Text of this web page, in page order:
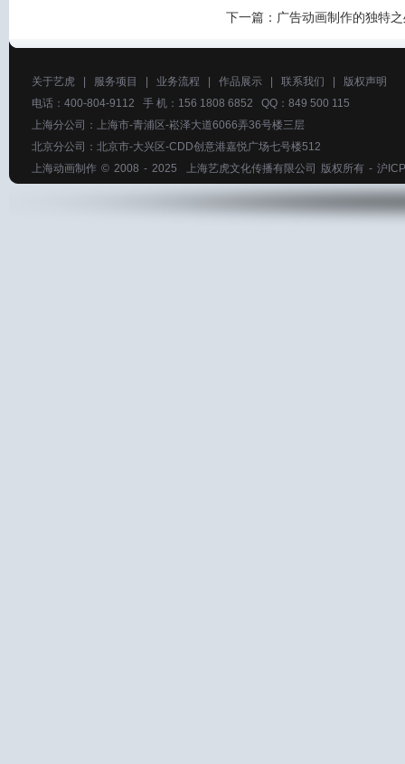
下一篇： 广告动画制作的独特
关于艺虎 服务项目 业务流程 作品展示 联系我们
版权声明
电话：400-804-9112 手 机：156 1808 6852 QQ：849 500 115
上海分公司：上海市-青浦区-崧泽大道6066弄36号楼三层
北京分公司：北京市-大兴区-CDD创意港嘉悦广场七号楼512
上海动画制作 © 2008 - 2025 上海艺虎文化传播有限公司 版权所有 - 沪